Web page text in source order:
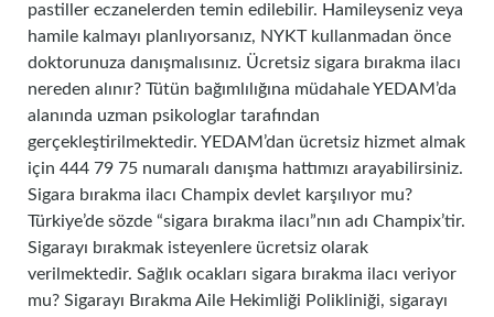
pastiller eczanelerden temin edilebilir. Hamileyseniz veya
hamile kalmayı planlıyorsanız, NYKT kullanmadan önce
doktorunuza danışmalısınız. Ücretsiz sigara bırakma ilacı
nereden alınır? Tütün bağımlılığına müdahale YEDAM’da
alanında uzman psikologlar tarafından
gerçekleştirilmektedir. YEDAM’dan ücretsiz hizmet almak
için 444 79 75 numaralı danışma hattımızı arayabilirsiniz.
Sigara bırakma ilacı Champix devlet karşılıyor mu?
Türkiye’de sözde “sigara bırakma ilacı”nın adı Champix’tir.
Sigarayı bırakmak isteyenlere ücretsiz olarak
verilmektedir. Sağlık ocakları sigara bırakma ilacı veriyor
mu? Sigarayı Bırakma Aile Hekimliği Polikliniği, sigarayı